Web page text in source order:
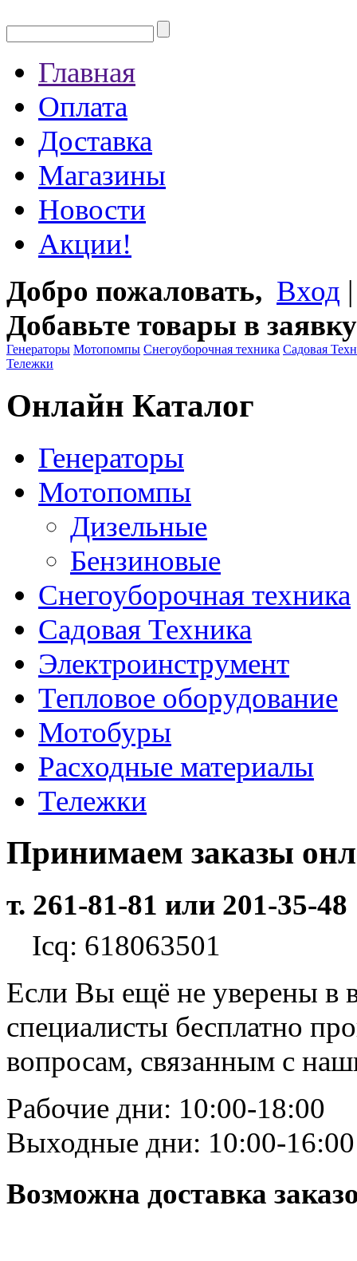
Главная
Оплата
Доставка
Магазины
Новости
Акции!
Добро пожаловать, Вход
Добавьте товары в заявку
Генераторы Мотопомпы Снегоуборочная техника Садовая
Тележки
Онлайн Каталог
Генераторы
Мотопомпы
Дизельные
Бензиновые
Снегоуборочная техника
Садовая Техника
Электроинструмент
Тепловое оборудование
Мотобуры
Расходные материалы
Тележки
Принимаем заказы
т. 261-81-81 или 201-35-48
Icq: 618063501
Если Вы ещё не уверены в
специалисты бесплатно
вопросам, связанным с
Рабочие дни: 10:00-18:00
Выходные дни: 10:00-16:00
Возможна доставка